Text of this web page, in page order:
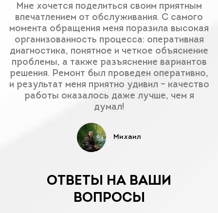
Мне хочется поделиться своим приятным
впечатлением от обслуживания. С самого
момента обращения меня поразила высокая
организованность процесса: оперативная
диагностика, понятное и четкое объяснение
проблемы, а также разъяснение вариантов
решения. Ремонт был проведен оперативно,
и результат меня приятно удивил – качество
работы оказалось даже лучше, чем я
думал!
Михаил
ОТВЕТЫ НА ВАШИ
ВОПРОСЫ